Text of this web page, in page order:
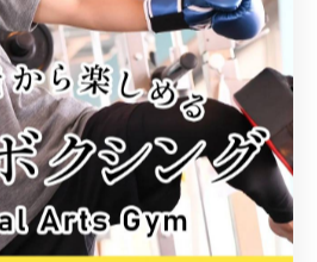
連タグ
ング #フィットネス